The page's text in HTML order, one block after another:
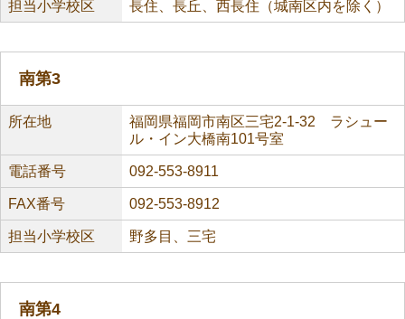
担当小学校区 長住、長丘、西長住（城南区内を除く）
南第3
所在地
福岡県福岡市南区三宅2-1-32 ラシュー
ル・イン大橋南101号室
電話番号 092-553-8911
FAX番号 092-553-8912
担当小学校区 野多目、三宅
南第4